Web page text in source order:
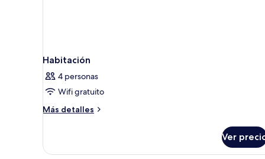
Habitación
4 personas
Wifi gratuito
Más detalles
Más
Ver